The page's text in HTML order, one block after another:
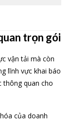
trọn gói
vận tải mà còn
lĩnh vực khai báo
thông quan cho
của doanh